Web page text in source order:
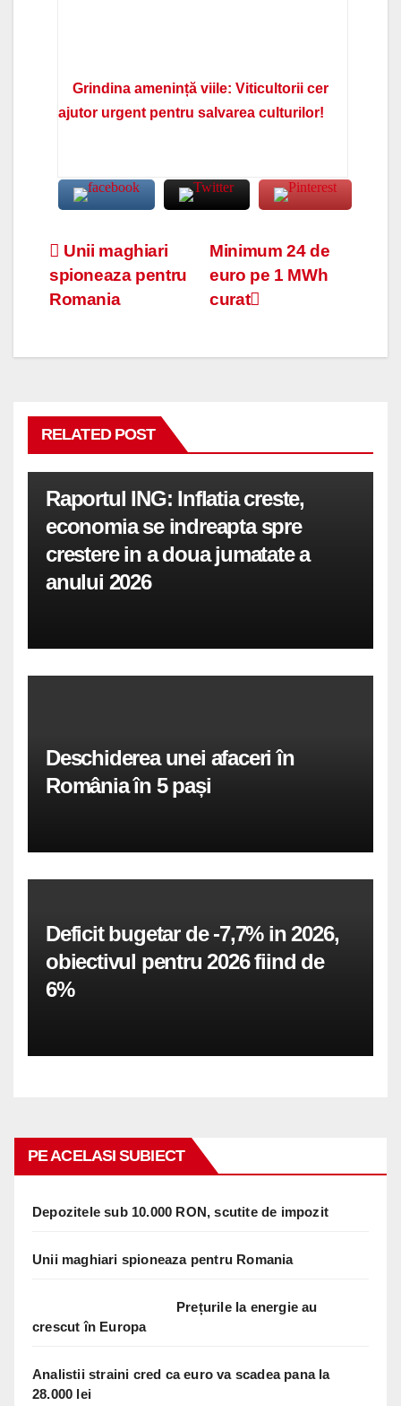
Grindina amenință viile: Viticultorii cer
ajutor urgent pentru salvarea culturilor!
Navigare
în
Minimum 24 de
euro pe 1 MWh
curat
Unii maghiari
spioneaza pentru
Romania
RELATED POST
Raportul ING: Inflatia creste,
economia se indreapta spre
crestere in a doua jumatate a
anului 2026
Deschiderea unei afaceri în
România în 5 pași
Deficit bugetar de -7,7% in 2026,
obiectivul pentru 2026 fiind de
6%
PE ACELASI SUBIECT
Depozitele sub 10.000 RON, scutite de impozit
Unii maghiari spioneaza pentru Romania
Prețurile la energie au
crescut în Europa
Analistii straini cred ca euro va scadea pana la
28.000 lei